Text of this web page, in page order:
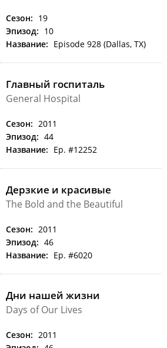
Сезон: 19
Эпизод: 10
Название: Episode 928 (Dallas, TX)
Главный госпиталь
General Hospital
Сезон: 2011
Эпизод: 44
Название: Ep. #12252
Дерзкие и красивые
The Bold and the Beautiful
Сезон: 2011
Эпизод: 46
Название: Ep. #6020
Дни нашей жизни
Days of Our Lives
Сезон: 2011